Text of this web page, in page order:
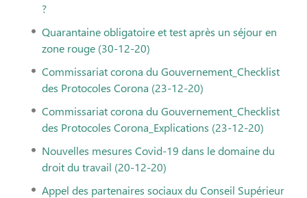
?
Quarantaine obligatoire et test après un séjour en
zone rouge (30-12-20)
Commissariat corona du Gouvernement_Checklist
des Protocoles Corona (23-12-20)
Commissariat corona du Gouvernement_Checklist
des Protocoles Corona_Explications (23-12-20)
Nouvelles mesures Covid-19 dans le domaine du
droit du travail (20-12-20)
Appel des partenaires sociaux du Conseil Supérieur